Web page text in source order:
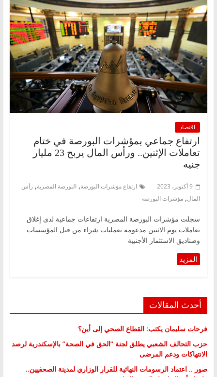
اقتصاد
ارتفاع جماعي بمؤشرات البورصة في ختام
تعاملات الإثنين.. ورأس المال يربح 23 مليار
جنيه
9 أكتوبر، 2023 ارتفاع مؤشرات البورصة, البورصة المصرية, رأس
المال, مؤشرات البورصة
سجلت مؤشرات البورصة المصرية ارتفاعات جماعية لدى إغلاق
تعاملات يوم الاثنين مدعومة بعمليات شراء من قبل المؤسسات
وصناديق الاستثمار الأجنبية
أحدث المقالات
فرحات سليمان يكتب: القطاع الصحي إلى أين؟
حزب التحالف الشعبي يطلق لجنة “الحق في الصحة” بالإسكندرية لرصد
الانتهاكات ودعم المرضى
صور .. اعتماد الرسومات النهائية للقرار الوزاري لمدينة الصحفيين..